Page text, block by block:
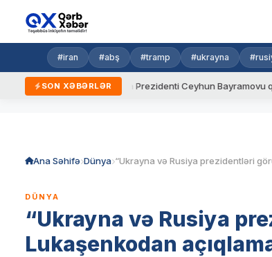
#iran #abş #tramp #ukrayna
SON XƏBƏRLƏR
Ukrayna Prezidenti Ceyhun Bayramovu qəbul edib
Ana Səhifə Dünya
DÜNYA
“Ukrayna və Rusiya
Lukaşenkodan